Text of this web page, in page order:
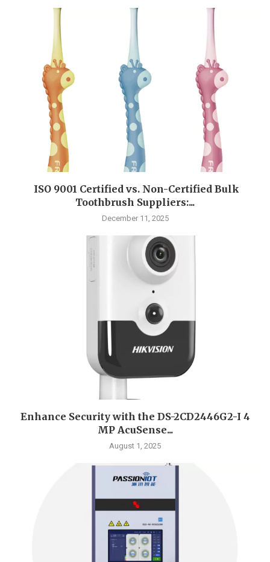
ISO 9001 Certified vs. Non-Certified Bulk
Toothbrush Suppliers:...
December 11, 2025
Enhance Security with the DS-2CD2446G2-I 4
MP AcuSense...
August 1, 2025